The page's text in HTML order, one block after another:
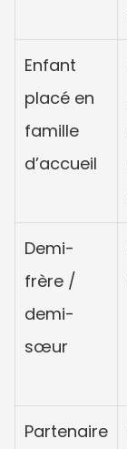
Enfant
placé en
famille
d’accueil
Demi-
frère /
demi-
sœur
Partenaire